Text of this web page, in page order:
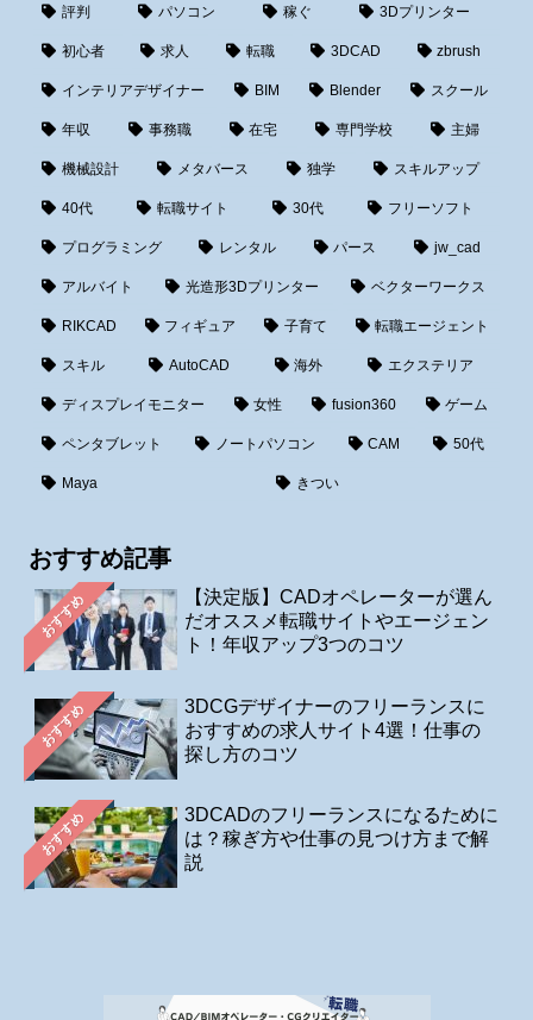
評判 パソコン 稼ぐ 3Dプリンター
初心者 求人 転職 3DCAD zbrush
インテリアデザイナー BIM Blender スクール
年収 事務職 在宅 専門学校 主婦
機械設計 メタバース 独学 スキルアップ
40代 転職サイト 30代 フリーソフト
プログラミング レンタル パース jw_cad
アルバイト 光造形3Dプリンター ベクターワークス
RIKCAD フィギュア 子育て 転職エージェント
スキル AutoCAD 海外 エクステリア
ディスプレイモニター 女性 fusion360 ゲーム
ペンタブレット ノートパソコン CAM 50代
Maya きつい
おすすめ記事
おすすめ
【決定版】CADオペレーターが選ん
だオススメ転職サイトやエージェン
ト！年収アップ3つのコツ
おすすめ
3DCGデザイナーのフリーランスに
おすすめの求人サイト4選！仕事の
探し方のコツ
おすすめ
3DCADのフリーランスになるために
は？稼ぎ方や仕事の見つけ方まで解
説